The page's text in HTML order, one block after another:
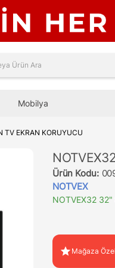
Mobilya
TV EKRAN KORUYUCU
Ürün Kodu:
NOTVEX
NOTVEX32 32"
star Mağaza Özel